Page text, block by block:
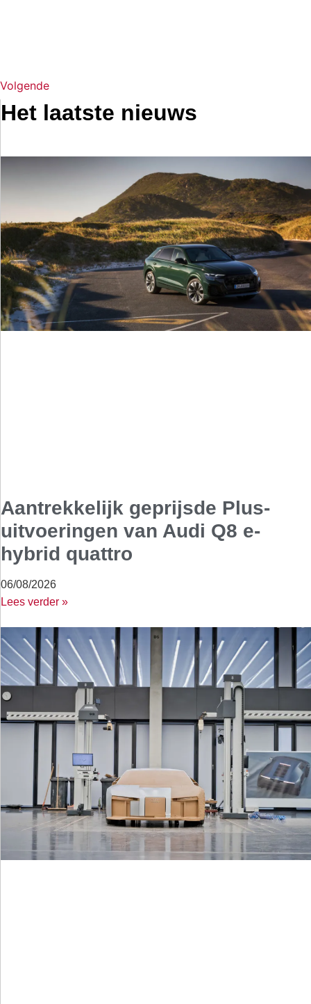
Volgende
Het laatste nieuws
Aantrekkelijk geprijsde Plus-
uitvoeringen van Audi Q8 e-
hybrid quattro
06/08/2026
Lees verder »